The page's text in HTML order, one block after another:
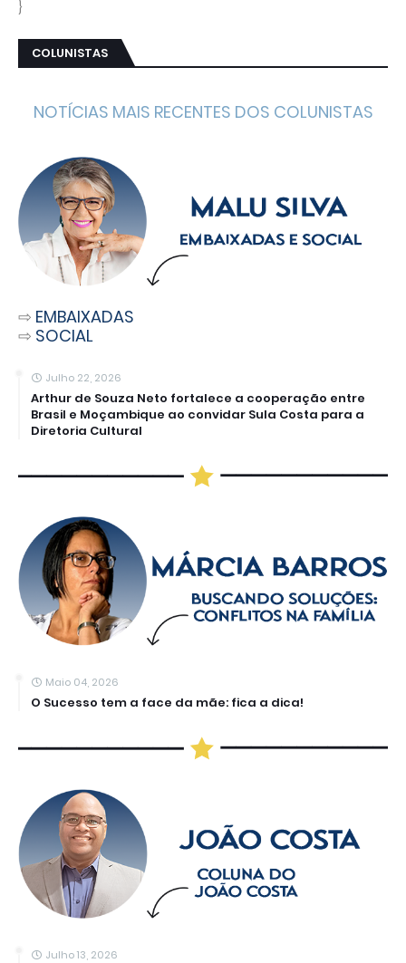
}
COLUNISTAS
NOTÍCIAS MAIS RECENTES DOS COLUNISTAS
⇨ EMBAIXADAS
⇨ SOCIAL
Julho 22, 2026
Arthur de Souza Neto fortalece a cooperação entre
Brasil e Moçambique ao convidar Sula Costa para a
Diretoria Cultural
Maio 04, 2026
O Sucesso tem a face da mãe: fica a dica!
Julho 13, 2026